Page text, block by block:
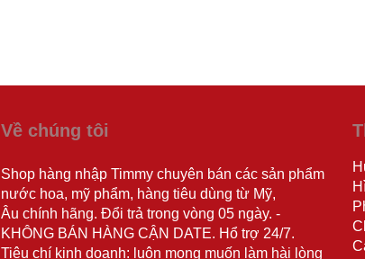
Về chúng tôi
Shop hàng nhập Timmy chuyên bán các sản phẩm
nước hoa, mỹ phẩm, hàng tiêu dùng từ Mỹ,
Âu chính hãng. Đổi trả trong vòng 05 ngày. -
KHÔNG BÁN HÀNG CẬN DATE. Hổ trợ 24/7.
Tiêu chí kinh doanh: luôn mong muốn làm hài lòng